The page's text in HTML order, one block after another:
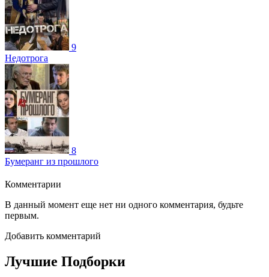
9
Недотрога
8
Бумеранг из прошлого
Комментарии
В данный момент еще нет ни одного комментария, будьте
первым.
Добавить комментарий
Лучшие Подборки